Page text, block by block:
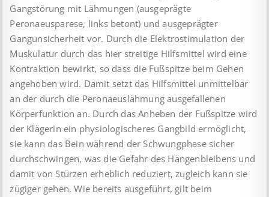
Gangstörung mit Lähmungen (ausgeprägte
Peronaeusparese, links betont) und ausgeprägter
Gangunsicherheit vor. Durch die Elektrostimulation der
Muskulatur durch das hier streitige Hilfsmittel wird eine
Kontraktion bewirkt, so dass die Fußspitze beim Gehen
angehoben wird. Damit setzt das Hilfsmittel unmittelbar
an der durch die Peronaeuslähmung ausgefallenen
Körperfunktion an. Durch das Anheben der Fußspitze wird
der Klägerin ein physiologischeres Gangbild ermöglicht,
sie kann das Bein während der Schwungphase sicher
durchschwingen, was die Gefahr des Hängenbleibens und
damit von Stürzen erheblich reduziert, zugleich kann sie
zügiger gehen. Wie bereits ausgeführt, gilt beim